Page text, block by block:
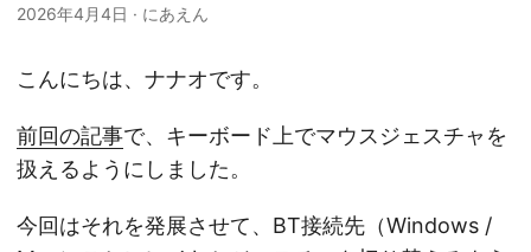
2026年4月4日 · にあえん
こんにちは、ナナオです。
前回の記事で、キーボード上でマウスジェスチャを
扱えるようにしました。
今回はそれを発展させて、BT接続先（Windows /